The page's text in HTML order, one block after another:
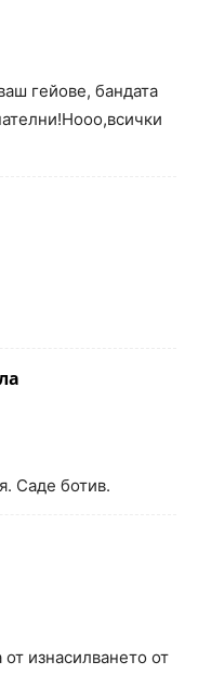
гейове, бандата
Саде ботив.
изнасилването от